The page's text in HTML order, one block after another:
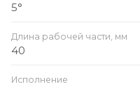
5°
Длина рабочей части, мм
40
Исполнение